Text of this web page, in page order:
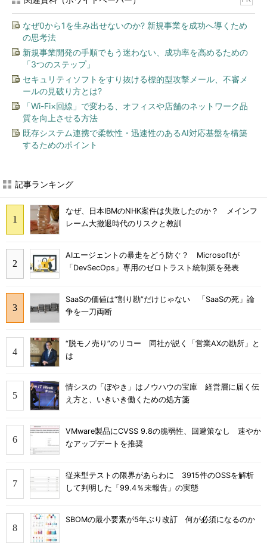
なぜ0から1を生み出せないのか? 新規事業を成功へ導くため
の思考法
新規事業開発の手順でもう迷わない、成功率を高めるための
「3つのステップ」
セキュリティソフトをすり抜ける標的型攻撃メール、不審メ
ールの見破り方とは?
「Wi-Fi×回線」で変わる、オフィスや店舗のネットワーク品
質を向上させる方法
既存システム連携で柔軟性・迅速性のあるAI対応基盤を構築
するためのポイント
記事ランキング
なぜ、日本IBMのNHK案件は失敗したのか？ メインフ
レーム大撤退時代のリスクと教訓
AIエージェントの暴走をどう防ぐ？ Microsoftが
「DevSecOps」専用のゼロトラスト統制策を発表
SaaSの価値は“割り勘”だけじゃない 「SaaSの死」論
争を一刀両断
“脱モノ売り”のリコー 同社が説く「営業AXの勘所」と
は
情シスの「ぼやき」はノウハウの宝庫 経営層に届く伝
え方と、いきいき働くための処方箋
VMware製品にCVSS 9.8の脆弱性、回避策なし 速やか
なアップデートを推奨
従来型テストの限界があらわに 3915件のOSSを解析
して判明した「99.4％未報告」の実態
SBOMの最小要素が5年ぶり改訂 何が必須になるのか